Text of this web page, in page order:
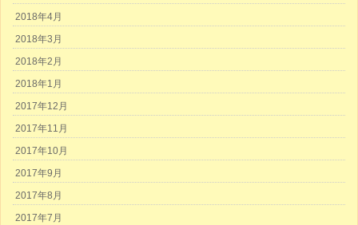
2018年4月
2018年3月
2018年2月
2018年1月
2017年12月
2017年11月
2017年10月
2017年9月
2017年8月
2017年7月